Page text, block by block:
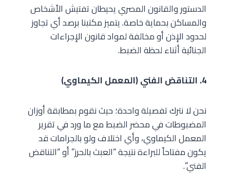
الدستور والقانون المصري يحيطان تفتيش الأشخاص
والمساكن بحماية خاصة. يتميز مكتبنا برصد أي تجاوز
لحدود الإذن أو مخالفة لمواد قانون الإجراءات
الجنائية أثناء لحظة الضبط.
4. التناقض الفني (المعمل الكيماوي)
نحن لا نترك تفصيلة واحدة؛ حيث نقوم بمطابقة أوزان
المضبوطات في محضر الضبط مع ما ورد في تقرير
المعمل الكيماوي، وأي اختلاف ولو بالجرامات قد
يكون مفتاحاً للبراءة نتيجة “العبث بالحرز” أو “التناقض
الفني”.